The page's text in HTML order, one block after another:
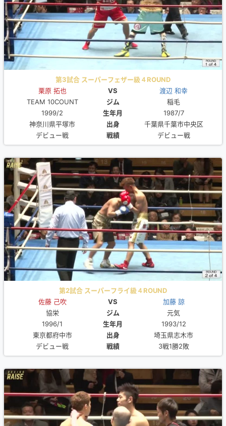
第3試合 スーパーフェザー級４ROUND
栗原 拓也
VS
渡辺 和幸
TEAM 10COUNT
ジム
稲毛
1999/2
生年月
1987/7
神奈川県平塚市
出身
千葉県千葉市中央区
デビュー戦
戦績 デビュー戦
第2試合 スーパーフライ級４ROUND
佐藤 己吹
VS
加藤 諒
協栄
ジム
元気
1996/1
生年月
1993/12
東京都府中市
出身
埼玉県志木市
デビュー戦
戦績 3戦1勝2敗